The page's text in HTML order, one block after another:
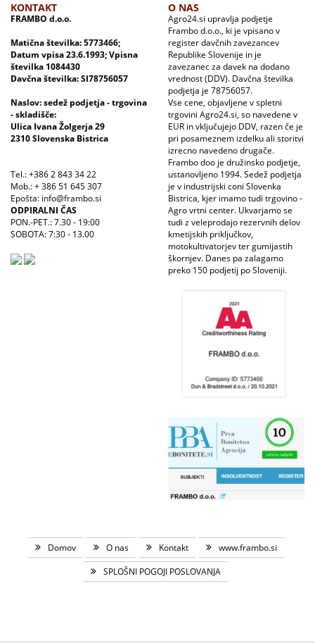
KONTAKT
FRAMBO d.o.o.
Matična številka: 5773466;
Datum vpisa 23.6.1993; Vpisna
številka 1084430
Davčna številka: SI78756057
Naslov: sedež podjetja - trgovina
- skladišče:
Ulica Ivana Žolgerja 29
2310 Slovenska Bistrica
Tel.: +386 2 843 34 22
Mob.: + 386 51 645 307
Epošta: info@frambo.si
ODPIRALNI ČAS
PON.-PET.: 7.30 - 19:00
SOBOTA: 7:30 - 13.00
O NAS
Agro24.si upravlja podjetje
Frambo d.o.o., ki je vpisano v
register davčnih zavezancev
Republike Slovenije in je
zavezanec za davek na dodano
vrednost (DDV). Davčna številka
podjetja je 78756057.
Vse cene, objavljene v spletni
trgovini Agro24.si, so navedene v
EUR in vključujejo DDV, razen če je
pri posameznem izdelku ali storitvi
izrecno navedeno drugače.
Frambo doo je družinsko podjetje,
ustanovljeno 1994. Sedež podjetja
je v industrijski coni Slovenka
Bistrica, kjer imamo tudi trgovino -
Agro vrtni center. Ukvarjamo se
tudi z veleprodajo rezervnih delov
kmetijskih priključkov,
motokultivatorjev ter gumijastih
škornjev. Danes pa zalagamo
preko 150 podjetij po Sloveniji.
Domov O nas Kontakt
www.frambo.si
SPLOŠNI POGOJI POSLOVANJA